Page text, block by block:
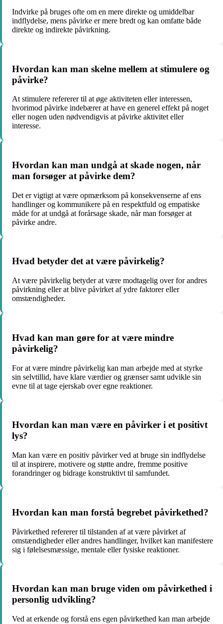
Indvirke på bruges ofte om en mere direkte og umiddelbar
indflydelse, mens påvirke er mere bredt og kan omfatte både
direkte og indirekte påvirkning.
Hvordan kan man skelne mellem at stimulere og
påvirke?
At stimulere refererer til at øge aktiviteten eller interessen,
hvorimod påvirke indebærer at have en generel effekt på noget
eller nogen uden nødvendigvis at påvirke aktivitet eller
interesse.
Hvordan kan man undgå at skade nogen, når
man forsøger at påvirke dem?
Det er vigtigt at være opmærksom på konsekvenserne af ens
handlinger og kommunikere på en respektfuld og empatiske
måde for at undgå at forårsage skade, når man forsøger at
påvirke andre.
Hvad betyder det at være påvirkelig?
At være påvirkelig betyder at være modtagelig over for andres
påvirkning eller at blive påvirket af ydre faktorer eller
omstændigheder.
Hvad kan man gøre for at være mindre
påvirkelig?
For at være mindre påvirkelig kan man arbejde med at styrke
sin selvtillid, have klare værdier og grænser samt udvikle sin
evne til at tage ejerskab over egne reaktioner.
Hvordan kan man være en påvirker i et positivt
lys?
Man kan være en positiv påvirker ved at bruge sin indflydelse
til at inspirere, motivere og støtte andre, fremme positive
forandringer og bidrage konstruktivt til samfundet.
Hvordan kan man forstå begrebet påvirkethed?
Påvirkethed refererer til tilstanden af at være påvirket af
omstændigheder eller andres handlinger, hvilket kan manifestere
sig i følelsesmæssige, mentale eller fysiske reaktioner.
Hvordan kan man bruge viden om påvirkethed i
personlig udvikling?
Ved at erkende og forstå ens egen påvirkethed kan man arbejde